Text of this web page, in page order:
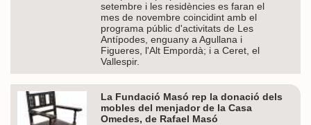
setembre i les residències es faran el
mes de novembre coincidint amb el
programa públic d'activitats de Les
Antípodes, enguany a Agullana i
Figueres, l'Alt Empordà; i a Ceret, el
Vallespir.
La Fundació Masó rep la donació dels
mobles del menjador de la Casa
Omedes, de Rafael Masó